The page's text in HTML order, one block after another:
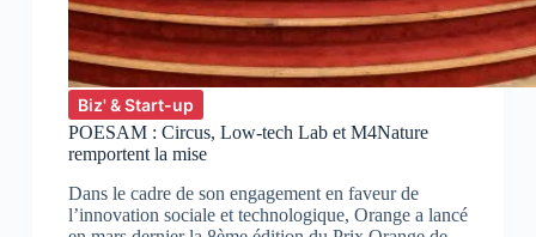
Biz' & Start-up
POESAM : Circus, Low-tech Lab et M4Nature
remportent la mise
Dans le cadre de son engagement en faveur de
l’innovation sociale et technologique, Orange a lancé